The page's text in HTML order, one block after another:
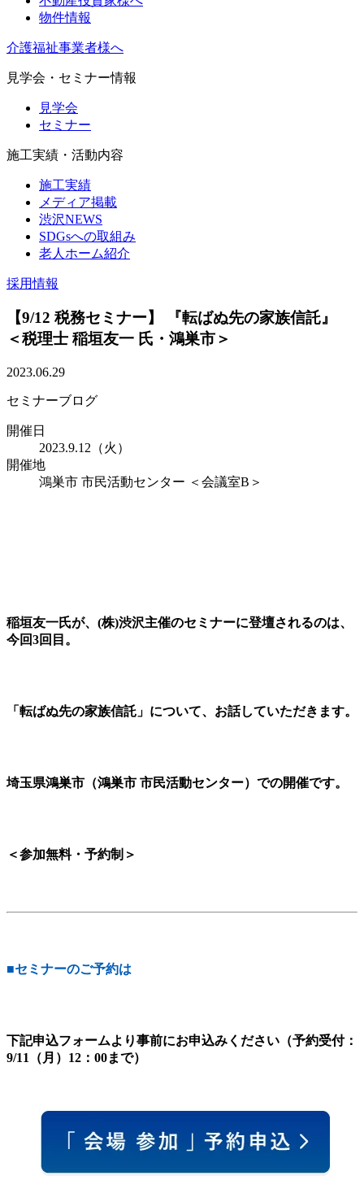
物件情報
介護福祉事業者様へ
見学会・セミナー情報
見学会
セミナー
施工実績・活動内容
施工実績
メディア掲載
渋沢NEWS
SDGsへの取組み
老人ホーム紹介
採用情報
【9/12 税務セミナー】 『転ばぬ先の家族信託』
＜税理士 稲垣友一 氏・鴻巣市＞
2023.06.29
セミナーブログ
開催日
2023.9.12（火）
開催地
鴻巣市 市民活動センター ＜会議室B＞
稲垣友一氏が、(株)渋沢主催のセミナーに登壇されるのは、
今回3回目。
「転ばぬ先の家族信託」について、お話していただきます。
埼玉県鴻巣市（鴻巣市 市民活動センター）での開催です。
＜参加無料・予約制＞
■セミナーのご予約は
下記申込フォームより事前にお申込みください（予約受付：
9/11（月）12：00まで）